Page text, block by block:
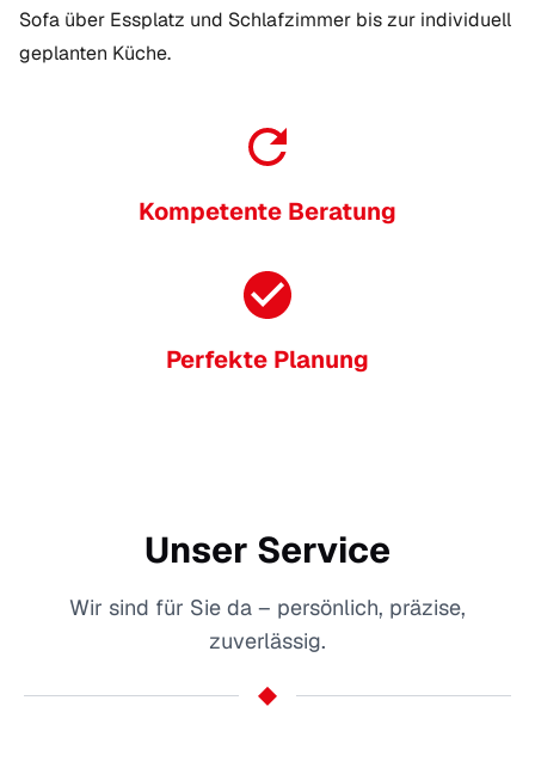
Sofa über Essplatz und Schlafzimmer bis zur individuell
geplanten Küche.
Kompetente Beratung
Perfekte Planung
Unser Service
Wir sind für Sie da – persönlich, präzise,
zuverlässig.